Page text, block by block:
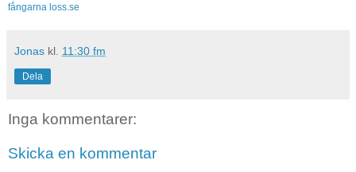
fångarna loss.se
Jonas kl. 11:30 fm
Dela
Inga kommentarer:
Skicka en kommentar